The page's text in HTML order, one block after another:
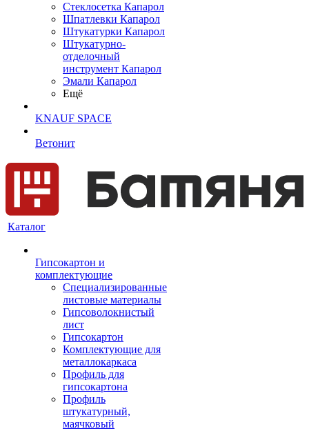
Cтеклосетка Капарол
Шпатлевки Капарол
Штукатурки Капарол
Штукатурно-
отделочный
инструмент Капарол
Эмали Капарол
Ещё
KNAUF SPACE
Ветонит
Каталог
Гипсокартон и
комплектующие
Специализированные
листовые материалы
Гипсоволокнистый
лист
Гипсокартон
Комплектующие для
металлокаркаса
Профиль для
гипсокартона
Профиль
штукатурный,
маячковый